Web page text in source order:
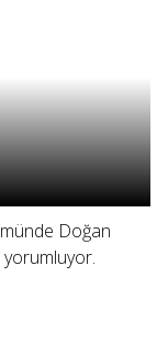
Doğan
yorumluyor.